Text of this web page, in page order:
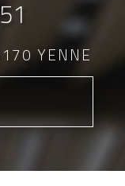
YENNE